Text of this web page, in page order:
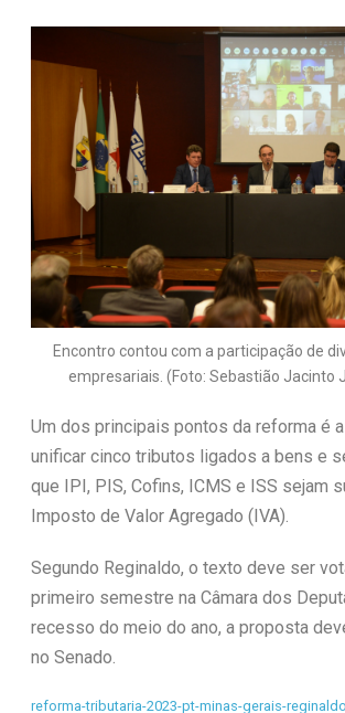
Encontro contou com a participação de
empresariais. (Foto: Sebastião Jacinto
Um dos principais pontos da reforma é
unificar cinco tributos ligados a bens e
que IPI, PIS, Cofins, ICMS e ISS sejam
Imposto de Valor Agregado (IVA).
Segundo Reginaldo, o texto deve ser
primeiro semestre na Câmara dos
recesso do meio do ano, a proposta
no Senado.
reforma-tributaria-2023-pt-minas-gerais-